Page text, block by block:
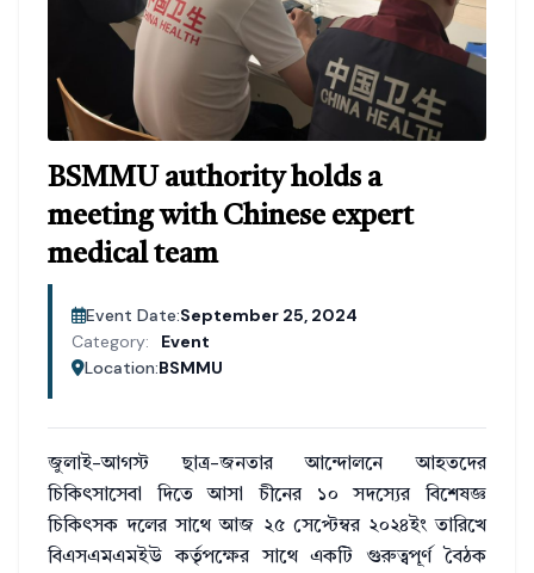
BSMMU authority holds a
meeting with Chinese expert
medical team
Event Date:September 25, 2024
Category:
Event
Location:BSMMU
জুলাই-আগস্ট ছাত্র-জনতার আন্দোলনে আহতদের
চিকিৎসাসেবা দিতে আসা চীনের ১০ সদস্যের বিশেষজ্ঞ
চিকিৎসক দলের সাথে আজ ২৫ সেপ্টেম্বর ২০২৪ইং তারিখে
বিএসএমএমইউ কর্তৃপক্ষের সাথে একটি গুরুত্বপূর্ণ বৈঠক